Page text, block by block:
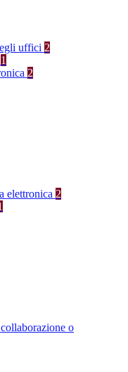
uffici 2
1
2
elettronica 2
o